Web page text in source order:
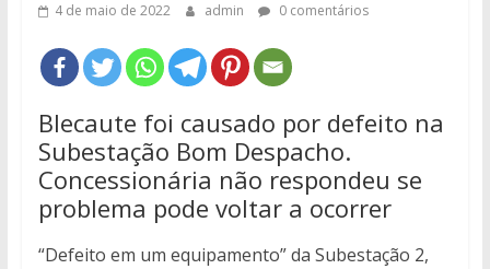
4 de maio de 2022 admin 0 comentários
Blecaute foi causado por defeito na
Subestação Bom Despacho.
Concessionária não respondeu se
problema pode voltar a ocorrer
“Defeito em um equipamento” da Subestação 2,